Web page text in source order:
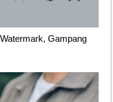
Gampang